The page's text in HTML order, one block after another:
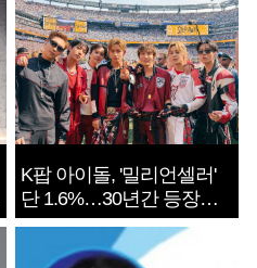
K팝 아이돌, '밀리언셀러'
단 1.6%…30년간 등장
1182개팀 전수조사